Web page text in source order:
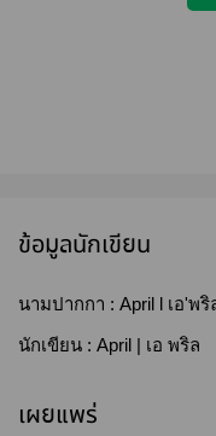
ข้อมูลนักเขียน
นามปากกา : April l เอ'พริ
นักเขียน : April | เอ พริล
เผยแพร่